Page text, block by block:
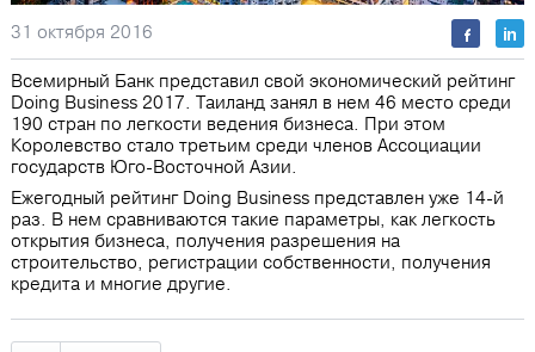
31 октября 2016
Всемирный Банк представил свой экономический рейтинг
Doing Business 2017. Таиланд занял в нем 46 место среди
190 стран по легкости ведения бизнеса. При этом
Королевство стало третьим среди членов Ассоциации
государств Юго-Восточной Азии.
Ежегодный рейтинг Doing Business представлен уже 14-й
раз. В нем сравниваются такие параметры, как легкость
открытия бизнеса, получения разрешения на
строительство, регистрации собственности, получения
кредита и многие другие.